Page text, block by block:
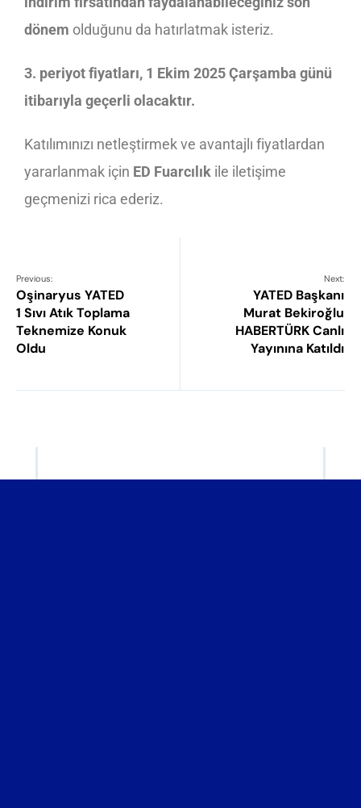
dönem olduğunu da hatırlatmak isteriz.
3. periyot fiyatları, 1 Ekim 2025 Çarşamba günü
itibarıyla geçerli olacaktır.
Katılımınızı netleştirmek ve avantajlı fiyatlardan
yararlanmak için ED Fuarcılık ile iletişime
geçmenizi rica ederiz.
Previous:
Oşinaryus YATED
1 Sıvı Atık Toplama
Teknemize Konuk
Oldu
Next:
YATED Başkanı
Murat Bekiroğlu
HABERTÜRK Canlı
Yayınına Katıldı